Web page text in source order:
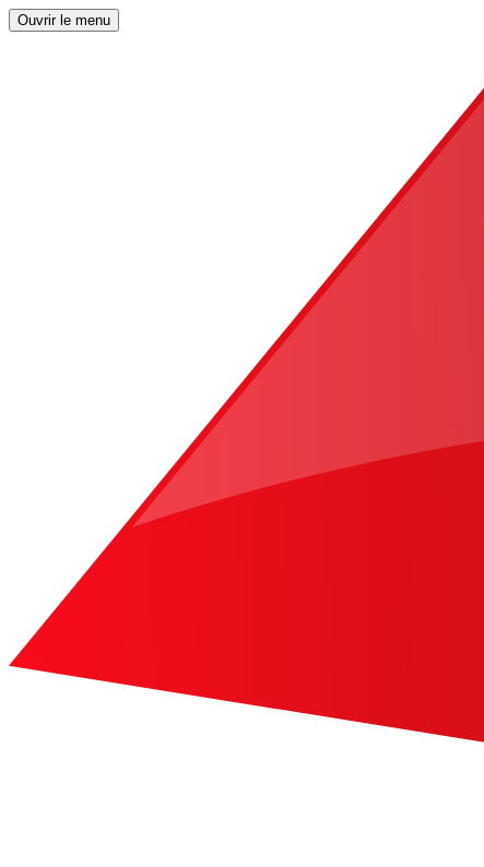
Ouvrir le menu